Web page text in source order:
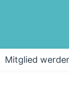
Mitglied